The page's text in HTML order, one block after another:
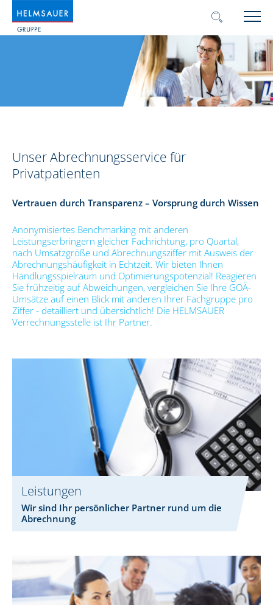
Unser Abrechnungsservice für
Privatpatienten
Vertrauen durch Transparenz – Vorsprung durch Wissen
Anonymisiertes Benchmarking mit anderen
Leistungserbringern gleicher Fachrichtung, pro Quartal,
nach Umsatzgröße und Abrechnungsziffer mit Ausweis der
Abrechnungshäufigkeit in Echtzeit. Wir bieten Ihnen
Handlungsspielraum und Optimierungspotenzial! Reagieren
Sie frühzeitig auf Abweichungen, vergleichen Sie Ihre GOÄ-
Umsätze auf einen Blick mit anderen Ihrer Fachgruppe pro
Ziffer - detailliert und übersichtlich! Die HELMSAUER
Verrechnungsstelle ist Ihr Partner.
Leistungen
Wir sind Ihr persönlicher Partner rund um die
Abrechnung